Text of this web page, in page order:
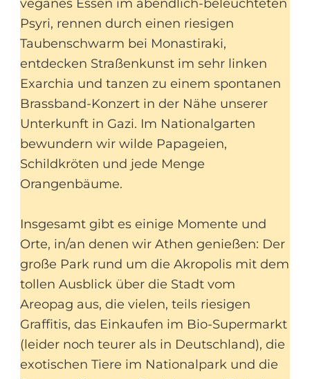
veganes Essen im abendlich-beleuchteten
Psyri, rennen durch einen riesigen
Taubenschwarm bei Monastiraki,
entdecken Straßenkunst im sehr linken
Exarchia und tanzen zu einem spontanen
Brassband-Konzert in der Nähe unserer
Unterkunft in Gazi. Im Nationalgarten
bewundern wir wilde Papageien,
Schildkröten und jede Menge
Orangenbäume.
Insgesamt gibt es einige Momente und
Orte, in/an denen wir Athen genießen: Der
große Park rund um die Akropolis mit dem
tollen Ausblick über die Stadt vom
Areopag aus, die vielen, teils riesigen
Graffitis, das Einkaufen im Bio-Supermarkt
(leider noch teurer als in Deutschland), die
exotischen Tiere im Nationalpark und die